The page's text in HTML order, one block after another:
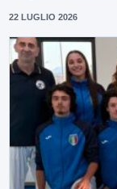
22 LUGLIO 2026